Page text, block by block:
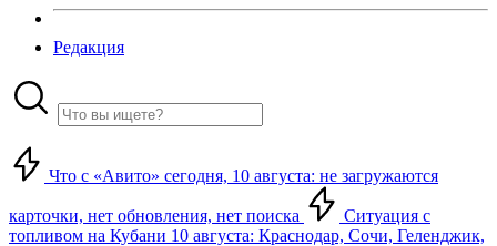
Редакция
Что с «Авито» сегодня, 10 августа: не загружаются
карточки, нет обновления, нет поиска
Ситуация с
топливом на Кубани 10 августа: Краснодар, Сочи, Геленджик,